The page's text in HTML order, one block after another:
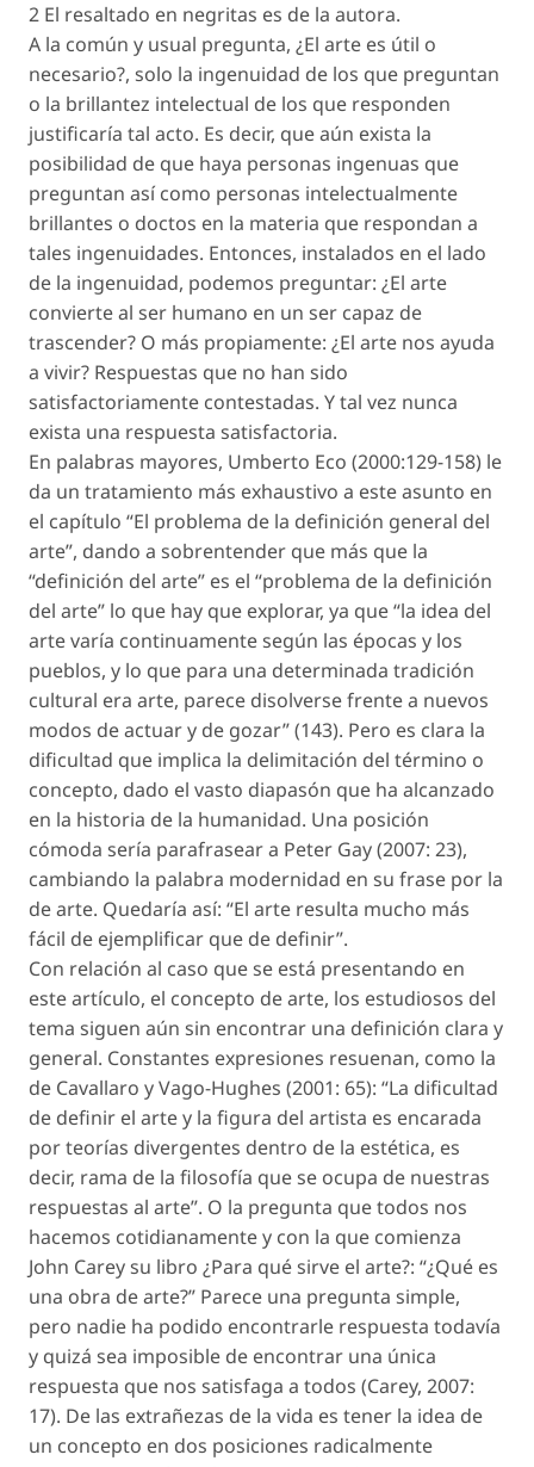
2 El resaltado en negritas es de la autora.
A la común y usual pregunta, ¿El arte es útil o
necesario?, solo la ingenuidad de los que preguntan
o la brillantez intelectual de los que responden
justificaría tal acto. Es decir, que aún exista la
posibilidad de que haya personas ingenuas que
preguntan así como personas intelectualmente
brillantes o doctos en la materia que respondan a
tales ingenuidades. Entonces, instalados en el lado
de la ingenuidad, podemos preguntar: ¿El arte
convierte al ser humano en un ser capaz de
trascender? O más propiamente: ¿El arte nos ayuda
a vivir? Respuestas que no han sido
satisfactoriamente contestadas. Y tal vez nunca
exista una respuesta satisfactoria.
En palabras mayores, Umberto Eco (2000:129-158) le
da un tratamiento más exhaustivo a este asunto en
el capítulo “El problema de la definición general del
arte”, dando a sobrentender que más que la
“definición del arte” es el “problema de la definición
del arte” lo que hay que explorar, ya que “la idea del
arte varía continuamente según las épocas y los
pueblos, y lo que para una determinada tradición
cultural era arte, parece disolverse frente a nuevos
modos de actuar y de gozar” (143). Pero es clara la
dificultad que implica la delimitación del término o
concepto, dado el vasto diapasón que ha alcanzado
en la historia de la humanidad. Una posición
cómoda sería parafrasear a Peter Gay (2007: 23),
cambiando la palabra modernidad en su frase por la
de arte. Quedaría así: “El arte resulta mucho más
fácil de ejemplificar que de definir”.
Con relación al caso que se está presentando en
este artículo, el concepto de arte, los estudiosos del
tema siguen aún sin encontrar una definición clara y
general. Constantes expresiones resuenan, como la
de Cavallaro y Vago-Hughes (2001: 65): “La dificultad
de definir el arte y la figura del artista es encarada
por teorías divergentes dentro de la estética, es
decir, rama de la filosofía que se ocupa de nuestras
respuestas al arte”. O la pregunta que todos nos
hacemos cotidianamente y con la que comienza
John Carey su libro ¿Para qué sirve el arte?: “¿Qué es
una obra de arte?” Parece una pregunta simple,
pero nadie ha podido encontrarle respuesta todavía
y quizá sea imposible de encontrar una única
respuesta que nos satisfaga a todos (Carey, 2007:
17). De las extrañezas de la vida es tener la idea de
un concepto en dos posiciones radicalmente